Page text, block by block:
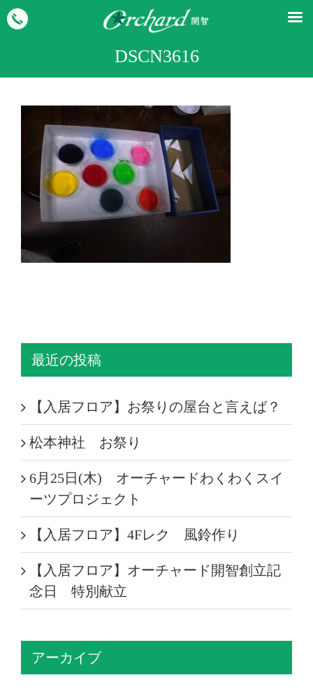
DSCN3616
最近の投稿
【入居フロア】お祭りの屋台と言えば？
松本神社 お祭り
6月25日(木) オーチャードわくわくスイ
ーツプロジェクト
【入居フロア】4Fレク 風鈴作り
【入居フロア】オーチャード開智創立記
念日 特別献立
アーカイブ